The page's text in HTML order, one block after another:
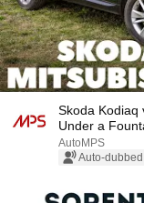
Skoda Kodiaq
Under a
AutoMPS
Auto-dubbed